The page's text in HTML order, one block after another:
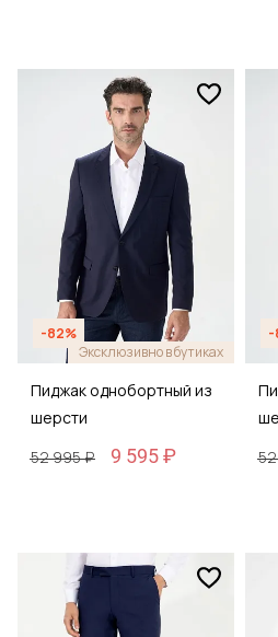
-82%
Эксклюзивно в бутиках
Пиджак однобортный из
шерсти
52 995 ₽
9 595 ₽
-